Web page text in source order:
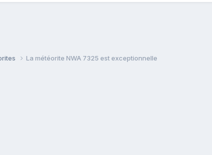
La météorite NWA 7325 est exceptionnelle